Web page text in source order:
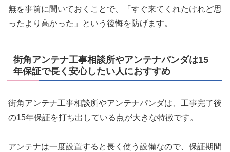
無を事前に聞いておくことで、「すぐ来てくれたけれど思
ったより高かった」という後悔を防げます。
街角アンテナ工事相談所やアンテナパンダは15
年保証で長く安心したい人におすすめ
街角アンテナ工事相談所やアンテナパンダは、工事完了後
の15年保証を打ち出している点が大きな特徴です。
アンテナは一度設置すると長く使う設備なので、保証期間